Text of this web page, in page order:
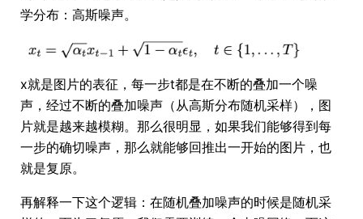
学分布：高斯噪声。
x就是图片的表征，每一步t都是在不断的叠加一个噪
声，经过不断的叠加噪声（从高斯分布随机采样），图
片就是越来越模糊。那么很明显，如果我们能够得到每
一步的确切噪声，那么就能够回推出一开始的图片，也
就是复原。
再解释一下这个逻辑：在随机叠加噪声的时候是随机采